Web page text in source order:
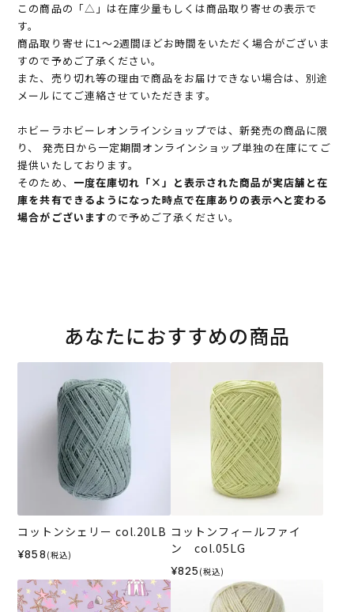
この商品の「△」は在庫少量もしくは商品取り寄せの表示で
す。
商品取り寄せに1～2週間ほどお時間をいただく場合がございま
すので予めご了承ください。
また、売り切れ等の理由で商品をお届けできない場合は、別途
メールにてご連絡させていただきます。
ホビーラホビーレオンラインショップでは、新発売の商品に限
り、 発売日から一定期間オンラインショップ単独の在庫にてご
提供いたしております。
そのため、 一度在庫切れ「×」と表示された商品が実店舗と在
庫を共有できるようになった時点で在庫ありの表示へと変わる
場合がございますので予めご了承ください。
あなたにおすすめの商品
コットンシェリー col.20LB
¥858 (税込)
コットンフィールファイ
ン col.05LG
¥825 (税込)